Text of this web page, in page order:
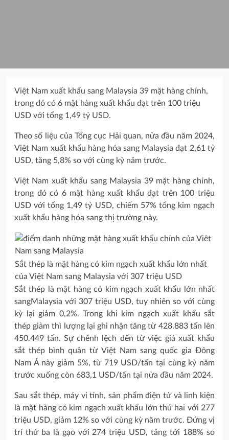
Việt Nam xuất khẩu sang Malaysia 39 mặt hàng chính,
trong đó có 6 mặt hàng xuất khẩu đạt trên 100 triệu
USD với tổng 1,49 tỷ USD.
Theo số liệu của Tổng cục Hải quan, nửa đầu năm 2024,
Việt Nam xuất khẩu hàng hóa sang Malaysia đạt 2,61 tỷ
USD, tăng 5,8% so với cùng kỳ năm trước.
Việt Nam xuất khẩu sang Malaysia 39 mặt hàng chính,
trong đó có 6 mặt hàng xuất khẩu đạt trên 100 triệu
USD với tổng 1,49 tỷ USD, chiếm 57% tổng kim ngạch
xuất khẩu hàng hóa sang thị trường này.
Sắt thép là mặt hàng có kim ngạch xuất khẩu lớn nhất
của Việt Nam sang Malaysia với 307 triệu USD
Sắt thép là mặt hàng có kim ngạch xuất khẩu lớn nhất
sangMalaysia với 307 triệu USD, tuy nhiên so với cùng
kỳ lại giảm 0,2%. Trong khi kim ngạch xuất khẩu sắt
thép giảm thì lượng lại ghi nhận tăng từ 428.883 tấn lên
450.449 tấn. Sự chênh lệch đến từ việc giá xuất khẩu
sắt thép bình quân từ Việt Nam sang quốc gia Đông
Nam Á này giảm 5%, từ 719 USD/tấn tại cùng kỳ năm
trước xuống còn 683,1 USD/tấn tại nửa đầu năm 2024.
Sau sắt thép, máy vi tính, sản phẩm điện tử và linh kiện
là mặt hàng có kim ngạch xuất khẩu lớn thứ hai với 277
triệu USD, giảm 12% so với cùng kỳ năm trước. Đứng vị
trí thứ ba là gạo với 274 triệu USD, tăng tới 188% so